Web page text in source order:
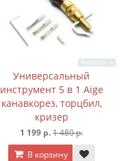
Универсальный
инструмент 5 в 1 Aige
канавкорез, торцбил,
кризер
1 199 р.1 480 р.
В корзину